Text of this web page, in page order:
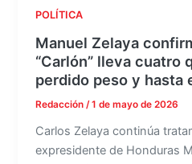
POLÍTICA
Manuel Zelaya
“Carlón” lleva cuatro
perdido peso y hasta
Redacción/1 de mayo de 2026
Carlos Zelaya continúa
expresidente de Honduras